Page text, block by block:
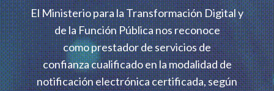
El Ministerio para la Transformación Digital y
de la Función Pública nos reconoce
como prestador de servicios de
confianza cualificado en la modalidad de
notificación electrónica certificada, según